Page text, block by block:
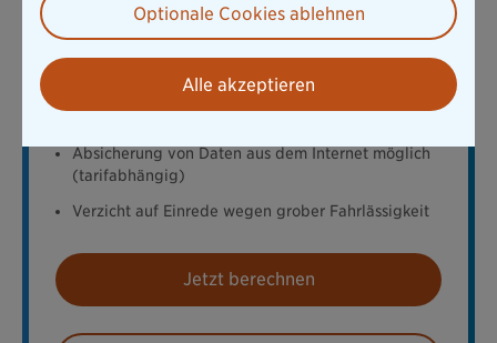
finanziell ab. Die Versicherung leistet z.B. bei
Schäden durch einen
Einbruchdiebstahl. Ihre Vorteile bei der Bayerischen:
Schäden durch Feuer, Leitungswasser,
Absicherung von Daten aus dem Internet möglich
(tarifabhängig)
Verzicht auf Einrede wegen grober Fahrlässigkeit
Jetzt berechnen
Optionale Cookies ablehnen
Alle akzeptieren